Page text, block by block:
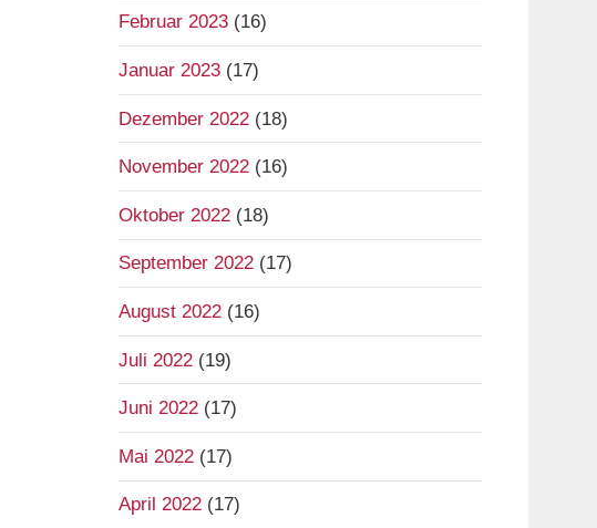
Februar 2023(16)
Januar 2023(17)
Dezember 2022(18)
November 2022(16)
Oktober 2022(18)
September 2022(17)
August 2022(16)
Juli 2022(19)
Juni 2022(17)
Mai 2022(17)
April 2022(17)